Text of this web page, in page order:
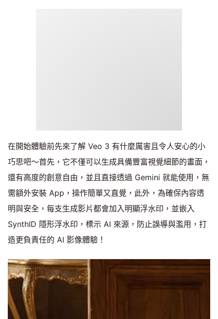
在開始體驗前先來了解 Veo 3 有什麼厲害且令人安心的小
巧思吧～首先，它不僅可以生成具備豐富視覺細節的畫面，
還有高度的創意自由，並且直接透過 Gemini 就能使用，無
需額外安裝 App，操作簡單又直覺，此外，為確保內容透
明與安全，每支生成影片都會加入明顯浮水印，並嵌入
SynthID 隱形浮水印，標示 AI 來源，防止誤導與濫用，打
造更負責任的 AI 影像體驗！